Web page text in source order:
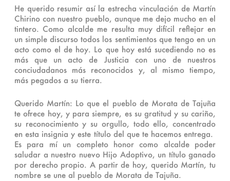
He querido resumir así la estrecha vinculación de Martín
Chirino con nuestro pueblo, aunque me dejo mucho en el
tintero. Como alcalde me resulta muy difícil reflejar en
un simple discurso todos los sentimientos que tengo en un
acto como el de hoy. Lo que hoy está sucediendo no es
más que un acto de Justicia con uno de nuestros
conciudadanos más reconocidos y, al mismo tiempo,
más pegados a su tierra.
Querido Martín: Lo que el pueblo de Morata de Tajuña
te ofrece hoy, y para siempre, es su gratitud y su cariño,
su reconocimiento y su orgullo, todo ello, concentrado
en esta insignia y este título del que te hacemos entrega.
Es para mí un completo honor como alcalde poder
saludar a nuestro nuevo Hijo Adoptivo, un título ganado
por derecho propio. A partir de hoy, querido Martín, tu
nombre se une al pueblo de Morata de Tajuña.